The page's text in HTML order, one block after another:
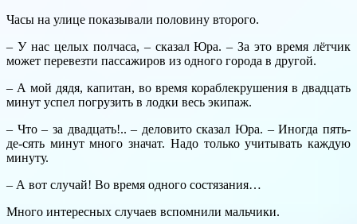
Часы на улице показывали половину второго.
– У нас целых полчаса, – сказал Юра. – За это время лётчик
может перевезти пассажиров из одного города в другой.
– А мой дядя, капитан, во время кораблекрушения в двадцать
минут успел погрузить в лодки весь экипаж.
– Что – за двадцать!.. – деловито сказал Юра. – Иногда пять-
де-сять минут много значат. Надо только учитывать каждую
минуту.
– А вот случай! Во время одного состязания…
Много интересных случаев вспомнили мальчики.